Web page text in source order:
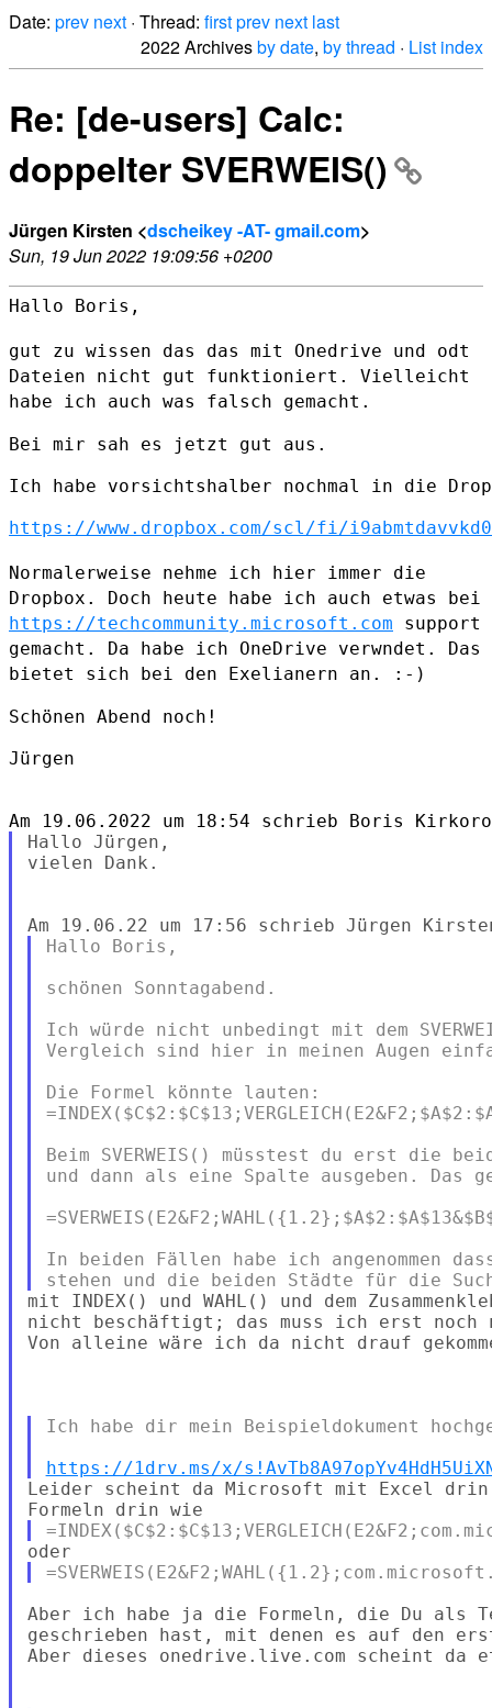
Date: prev next · Thread: firstprev next last
2022 Archivesby date, by thread · List index
Re: [de-users] Calc:
doppelter SVERWEIS()
Jürgen Kirsten <dscheikey -AT- gmail.com>
Sun, 19 Jun 2022 19:09:56 +0200
Hallo Boris,
gut zu wissen das das mit Onedrive und odt
Dateien nicht gut funktioniert. Vielleicht
habe ich auch was falsch gemacht.
Bei mir sah es jetzt gut aus.
Ich habe vorsichtshalber nochmal in die
https://www.dropbox.com/scl/fi/
Normalerweise nehme ich hier immer die
Dropbox. Doch heute habe ich auch etwas bei
https://techcommunity.microsoft.com support
gemacht. Da habe ich OneDrive verwndet. Das
bietet sich bei den Exelianern an. :-)
Schönen Abend noch!
Jürgen
Hallo Jürgen,
vielen Dank.
Hallo Boris,
schönen Sonntagabend.
Ich würde nicht unbedingt mit dem
Vergleich sind hier in meinen Augen
Die Formel könnte lauten:
Beim SVERWEIS() müsstest du erst die
und dann als eine Spalte ausgeben. Das
In beiden Fällen habe ich angenommen
mit INDEX() und WAHL() und dem
nicht beschäftigt; das muss ich erst noch
Von alleine wäre ich da nicht drauf
Ich habe dir mein Beispieldokument
https://1drv.ms/x/
Leider scheint da Microsoft mit Excel drin
Aber ich habe ja die Formeln, die Du als
geschrieben hast, mit denen es auf den
Aber dieses onedrive.live.com scheint da